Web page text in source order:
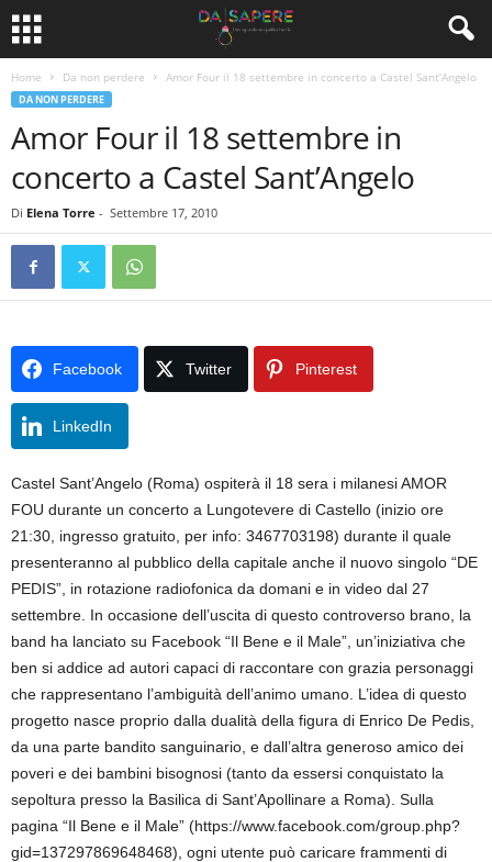
Home Da non perdere Amor Four il 18 settembre in concerto a Castel Sant’Angelo
DA NON PERDERE
Amor Four il 18 settembre in
concerto a Castel Sant’Angelo
Di Elena Torre - Settembre 17, 2010
Facebook Twitter Pinterest
LinkedIn
Castel Sant’Angelo (Roma) ospiterà il 18 sera i milanesi AMOR
FOU durante un concerto a Lungotevere di Castello (inizio ore
21:30, ingresso gratuito, per info: 3467703198) durante il quale
presenteranno al pubblico della capitale anche il nuovo singolo “DE
PEDIS”, in rotazione radiofonica da domani e in video dal 27
settembre. In occasione dell’uscita di questo controverso brano, la
band ha lanciato su Facebook “Il Bene e il Male”, un’iniziativa che
ben si addice ad autori capaci di raccontare con grazia personaggi
che rappresentano l’ambiguità dell’animo umano. L’idea di questo
progetto nasce proprio dalla dualità della figura di Enrico De Pedis,
da una parte bandito sanguinario, e dall’altra generoso amico dei
poveri e dei bambini bisognosi (tanto da essersi conquistato la
sepoltura presso la Basilica di Sant’Apollinare a Roma). Sulla
pagina “Il Bene e il Male” (https://www.facebook.com/group.php?
gid=137297869648468), ogni utente può caricare frammenti di